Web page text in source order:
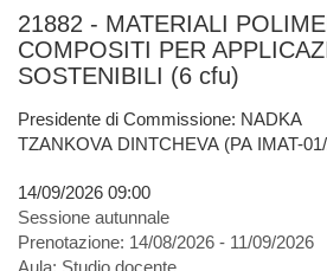
21882 - MATERIALI
COMPOSITI PER
SOSTENIBILI (6 cfu)
Presidente di Commissione: NADKA
TZANKOVA DINTCHEVA (PA IMAT-
14/09/2026 09:00
Sessione autunnale
Prenotazione: 14/08/2026 - 11/09/2026